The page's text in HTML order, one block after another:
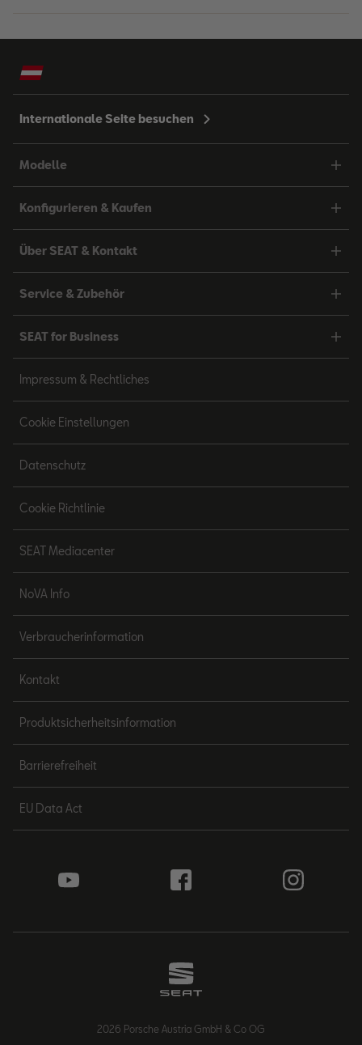
Internationale Seite besuchen
Modelle
Konfigurieren & Kaufen
Über SEAT & Kontakt
Service & Zubehör
SEAT for Business
Impressum & Rechtliches
Cookie Einstellungen
Datenschutz
Cookie Richtlinie
SEAT Mediacenter
NoVA Info
Verbraucherinformation
Kontakt
Produktsicherheitsinformation
Barrierefreiheit
EU Data Act
2026 Porsche Austria GmbH & Co OG